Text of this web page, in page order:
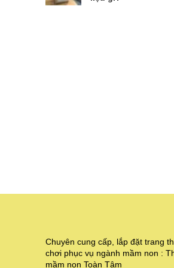
Chuyên cung cấp, lắp đặt trang
chơi phục vụ ngành mầm non :
mầm non Toàn Tâm